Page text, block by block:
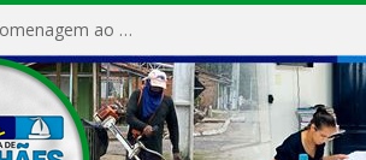
Prefeitura de Magalhães Barata realiza evento em homenagem ao Dia Internacional da Mulher